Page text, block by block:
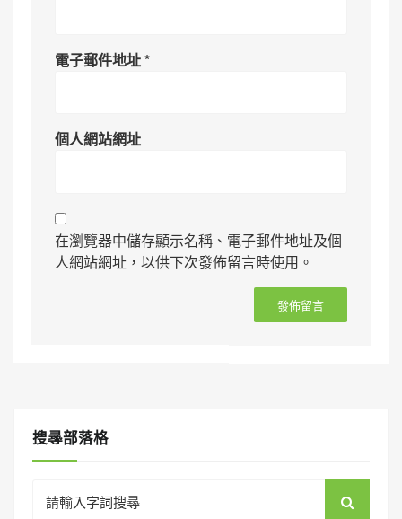
電子郵件地址*
個人網站網址
在瀏覽器中儲存顯示名稱、電子郵件地址及個
人網站網址，以供下次發佈留言時使用。
搜㝷部落格
for: